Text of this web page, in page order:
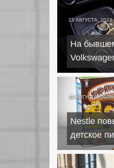
23 АВГУСТА, 2023
На
23 АВГУСТА, 2023
Nestle
детское
молока